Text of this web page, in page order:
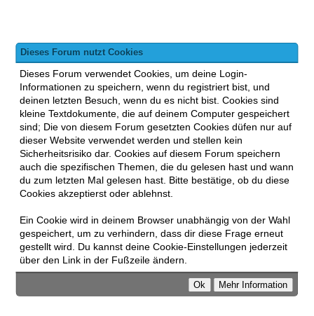
Dieses Forum nutzt Cookies
Dieses Forum verwendet Cookies, um deine Login-
Informationen zu speichern, wenn du registriert bist, und
deinen letzten Besuch, wenn du es nicht bist. Cookies sind
kleine Textdokumente, die auf deinem Computer gespeichert
sind; Die von diesem Forum gesetzten Cookies düfen nur auf
dieser Website verwendet werden und stellen kein
Sicherheitsrisiko dar. Cookies auf diesem Forum speichern
auch die spezifischen Themen, die du gelesen hast und wann
du zum letzten Mal gelesen hast. Bitte bestätige, ob du diese
Cookies akzeptierst oder ablehnst.
Ein Cookie wird in deinem Browser unabhängig von der Wahl
gespeichert, um zu verhindern, dass dir diese Frage erneut
gestellt wird. Du kannst deine Cookie-Einstellungen jederzeit
über den Link in der Fußzeile ändern.